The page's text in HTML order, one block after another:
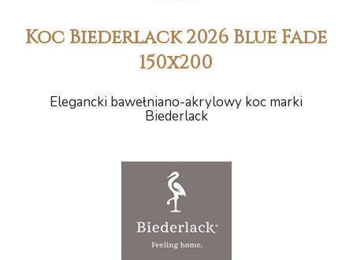
Koc Biederlack 2026 Blue Fade
150x200
Elegancki bawełniano-akrylowy koc marki
Biederlack